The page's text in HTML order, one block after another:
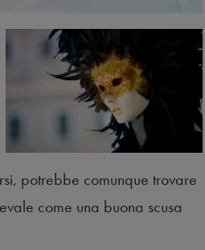
potrebbe comunque trovare
come una buona scusa